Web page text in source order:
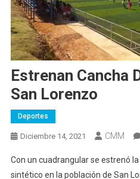
Estrenan Cancha
San Lorenzo
Deportes
Diciembre 14, 2021 CMM
Con un cuadrangular se estrenó
sintético en la población de San